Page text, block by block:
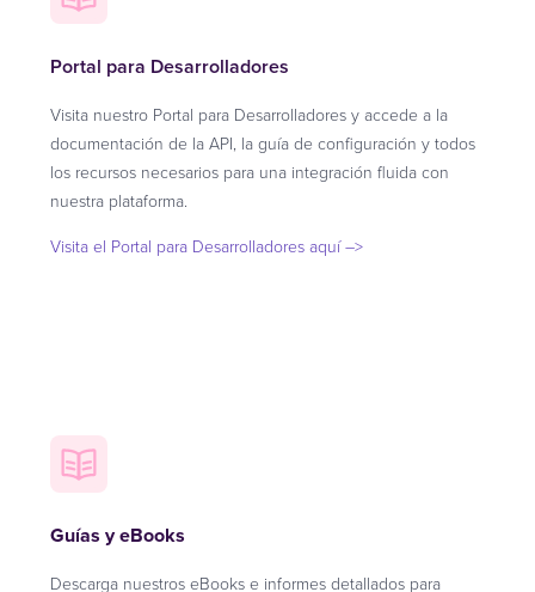
Portal para Desarrolladores
Visita nuestro Portal para Desarrolladores y accede a la
documentación de la API, la guía de configuración y todos
los recursos necesarios para una integración fluida con
nuestra plataforma.
Visita el Portal para Desarrolladores aquí –>
Guías y eBooks
Descarga nuestros eBooks e informes detallados para